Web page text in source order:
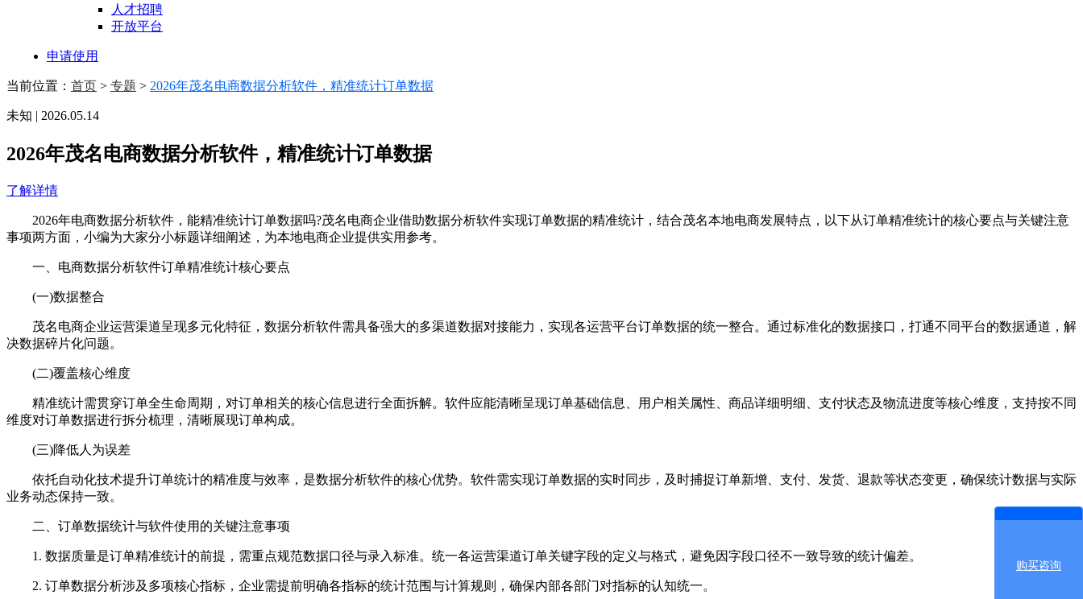
人才招聘
开放平台
申请使用
当前位置： 首页 > 专题 > 2026年茂名电商数据分析软件，精准统计订单数据
未知 | 2026.05.14
2026年茂名电商数据分析软件，精准统计订单数据
了解详情
2026年电商数据分析软件，能精准统计订单数据吗?茂名电商企业借助数据分析软件实现订单数据的精准统计，结合茂名本地电商发展特点，以下从订单精准统计的核心要点与关键注意
事项两方面，小编为大家分小标题详细阐述，为本地电商企业提供实用参考。
一、电商数据分析软件订单精准统计核心要点
(一)数据整合
茂名电商企业运营渠道呈现多元化特征，数据分析软件需具备强大的多渠道数据对接能力，实现各运营平台订单数据的统一整合。通过标准化的数据接口，打通不同平台的数据通道，解
决数据碎片化问题。
(二)覆盖核心维度
精准统计需贯穿订单全生命周期，对订单相关的核心信息进行全面拆解。软件应能清晰呈现订单基础信息、用户相关属性、商品详细明细、支付状态及物流进度等核心维度，支持按不同
维度对订单数据进行拆分梳理，清晰展现订单构成。
(三)降低人为误差
依托自动化技术提升订单统计的精准度与效率，是数据分析软件的核心优势。软件需实现订单数据的实时同步，及时捕捉订单新增、支付、发货、退款等状态变更，确保统计数据与实际
业务动态保持一致。
二、订单数据统计与软件使用的关键注意事项
1. 数据质量是订单精准统计的前提，需重点规范数据口径与录入标准。统一各运营渠道订单关键字段的定义与格式，避免因字段口径不一致导致的统计偏差。
2. 订单数据分析涉及多项核心指标，企业需提前明确各指标的统计范围与计算规则，确保内部各部门对指标的认知统一。
购买咨询